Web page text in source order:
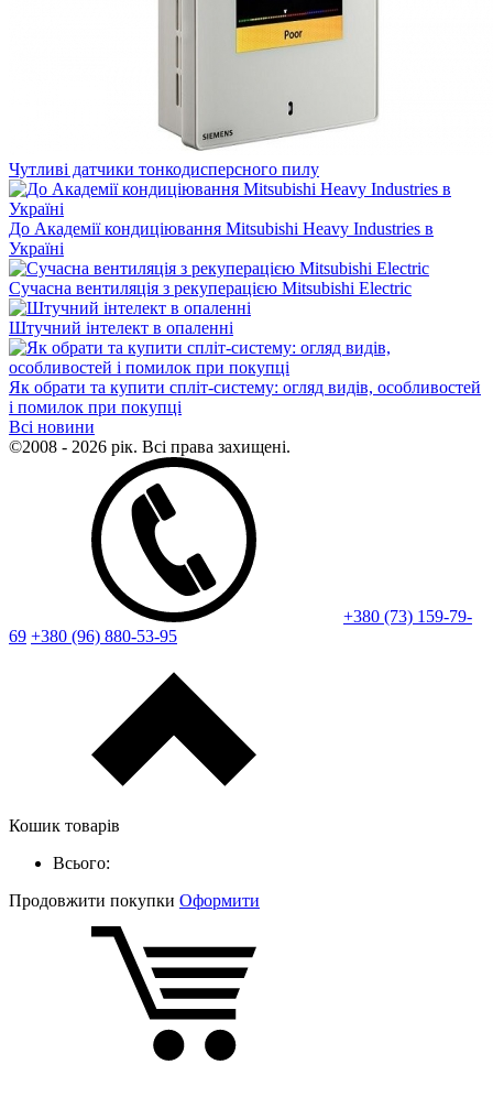
Чутливі датчики тонкодисперсного пилу
До Академії кондиціювання Mitsubishi Heavy Industries в
Україні
Сучасна вентиляція з рекуперацією Mitsubishi Electric
Штучний інтелект в опаленні
Як обрати та купити спліт-систему: огляд видів, особливостей
і помилок при покупці
Всі новини
©2008 - 2026 рік. Всі права захищені.
+380 (73) 159-79-
69 +380 (96) 880-53-95
Кошик товарів
Всього:
Продовжити покупки Оформити